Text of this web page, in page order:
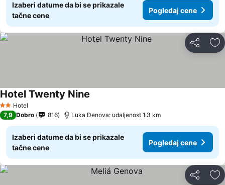
Izaberi datume da bi se prikazale
tačne cene
Pogledaj cene
Deli
2 Zvezdice
Hotel
Hotel Twenty Nine
7,9 Dobro 816 Luka Đenova: udaljenost 1.3 km
Izaberi datume da bi se prikazale
tačne cene
Pogledaj cene
Deli